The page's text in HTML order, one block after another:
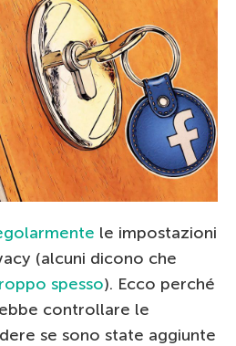
le impostazioni
(alcuni dicono che
spesso). Ecco perché
controllare le
se sono state aggiunte